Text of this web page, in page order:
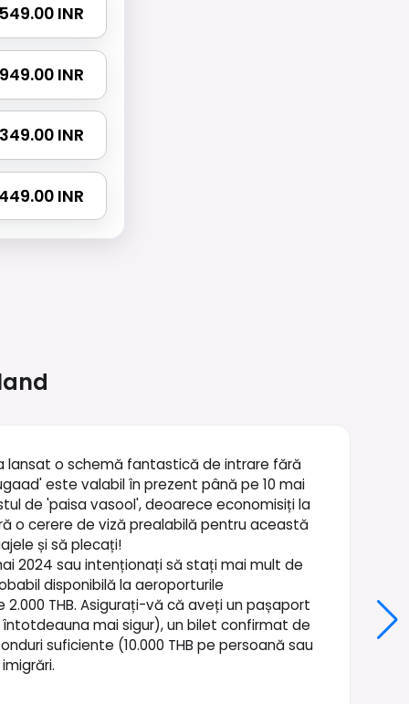
549.00 INR
949.00 INR
INR
INR
lansat o schemă fantastică de intrare fără
este valabil în prezent până pe 10 mai
de 'paisa vasool', deoarece economisiți la
o cerere de viză prealabilă pentru această
și să plecați!
2024 sau intenționați să stați mai mult de
disponibilă la aeroporturile
THB. Asigurați-vă că aveți un pașaport
mai sigur), un bilet confirmat de
suficiente (10.000 THB pe persoană sau